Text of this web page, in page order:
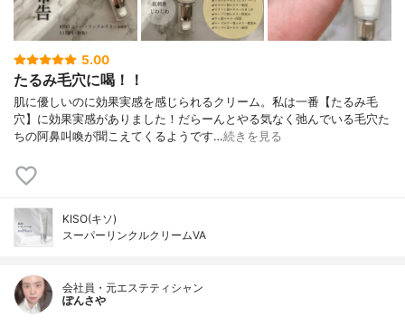
5.00
たるみ毛穴に喝！！
肌に優しいのに効果実感を感じられるクリーム。私は一番【たるみ毛
穴】に効果実感がありました！だらーんとやる気なく弛んでいる毛穴た
ちの阿鼻叫喚が聞こえてくるようです…続きを見る
KISO(キソ)
スーパーリンクルクリームVA
会社員・元エステティシャン
ぽんさや